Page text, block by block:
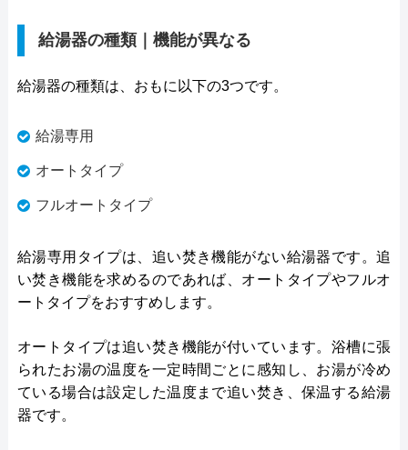
給湯器の種類｜機能が異なる
給湯器の種類は、おもに以下の3つです。
給湯専用
オートタイプ
フルオートタイプ
給湯専用タイプは、追い焚き機能がない給湯器です。追
い焚き機能を求めるのであれば、オートタイプやフルオ
ートタイプをおすすめします。
オートタイプは追い焚き機能が付いています。浴槽に張
られたお湯の温度を一定時間ごとに感知し、お湯が冷め
ている場合は設定した温度まで追い焚き、保温する給湯
器です。